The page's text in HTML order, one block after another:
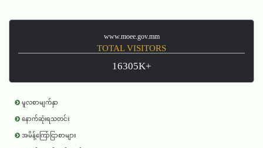
www.moee.gov.mm
TOTAL VISITORS
16305K+
မူလစာမျက်နှာ
နောက်ဆုံးရသတင်း
အမိန့်ကြော်ငြာစာများ